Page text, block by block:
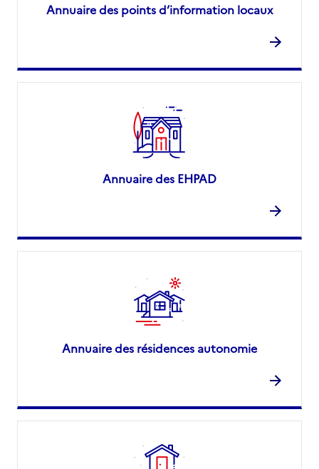
Annuaire des points d’information locaux
Annuaire des EHPAD
Annuaire des résidences autonomie